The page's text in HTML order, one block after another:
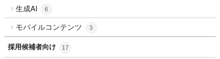
生成AI 6
モバイルコンテンツ 3
採用候補者向け 17